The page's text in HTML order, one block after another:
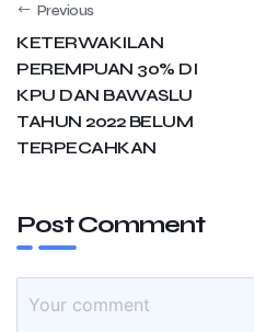
Previous
KETERWAKILAN
PEREMPUAN 30% DI
KPU DAN BAWASLU
TAHUN 2022 BELUM
TERPECAHKAN
Post Comment